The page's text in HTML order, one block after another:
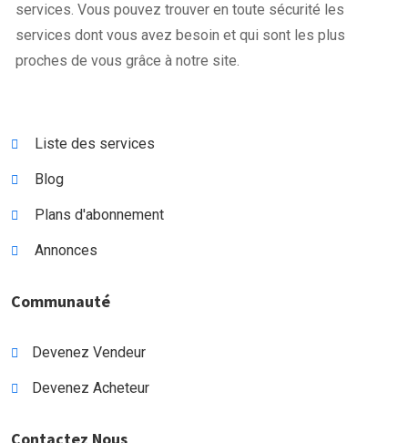
services. Vous pouvez trouver en toute sécurité les
services dont vous avez besoin et qui sont les plus
proches de vous grâce à notre site.
Liste des services
Blog
Plans d'abonnement
Annonces
Communauté
Devenez Vendeur
Devenez Acheteur